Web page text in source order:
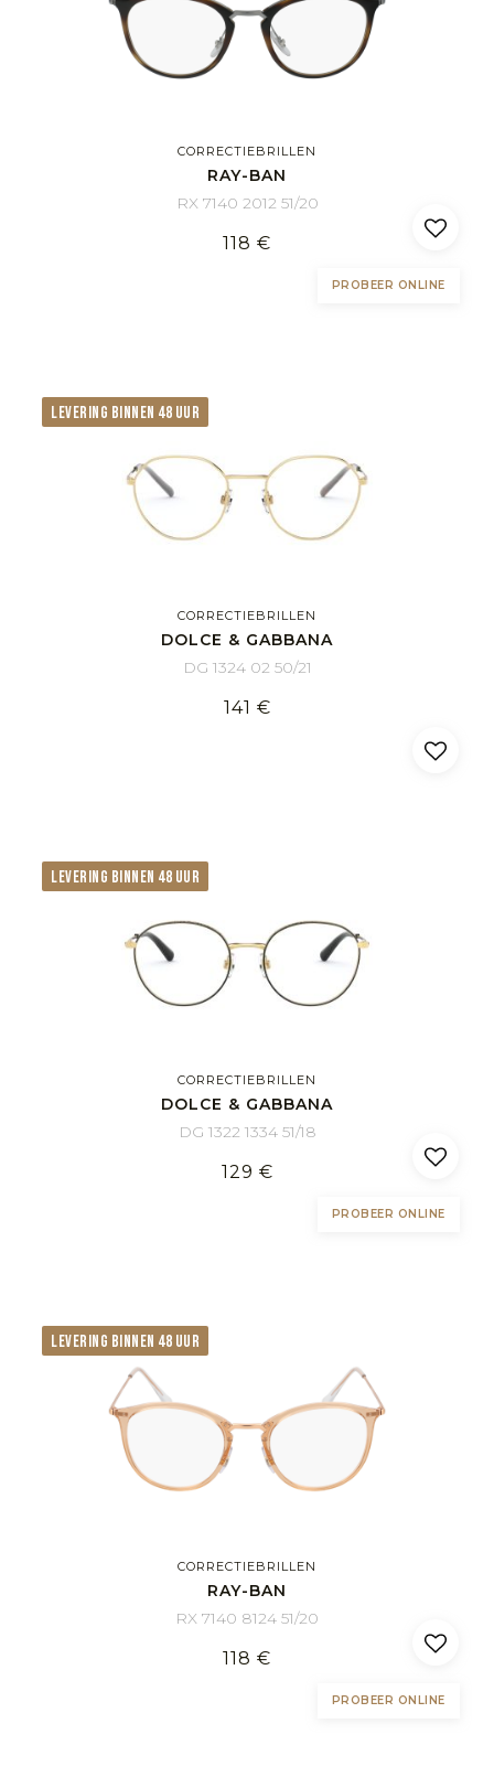
CORRECTIEBRILLEN
RAY-BAN
RX 7140 2012 51/20
118 €
PROBEER ONLINE
LEVERING BINNEN 48 UUR
CORRECTIEBRILLEN
DOLCE & GABBANA
DG 1324 02 50/21
141 €
LEVERING BINNEN 48 UUR
CORRECTIEBRILLEN
DOLCE & GABBANA
DG 1322 1334 51/18
129 €
PROBEER ONLINE
LEVERING BINNEN 48 UUR
CORRECTIEBRILLEN
RAY-BAN
RX 7140 8124 51/20
118 €
PROBEER ONLINE